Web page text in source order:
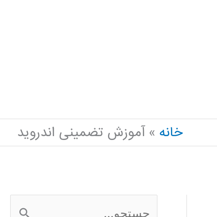
خانه
آموزش تضمینی اندروید